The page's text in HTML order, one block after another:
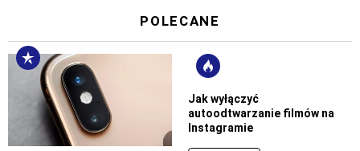
POLECANE
Jak wyłączyć
autoodtwarzanie filmów na
Instagramie